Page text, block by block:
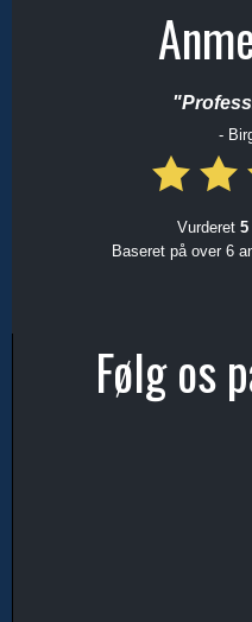
-
Vurderet 5
Baseret på over 6
Følg os